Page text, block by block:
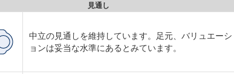
見通し
中立の見通しを維持しています。足元、バリュエーシ
ョンは妥当な水準にあるとみています。